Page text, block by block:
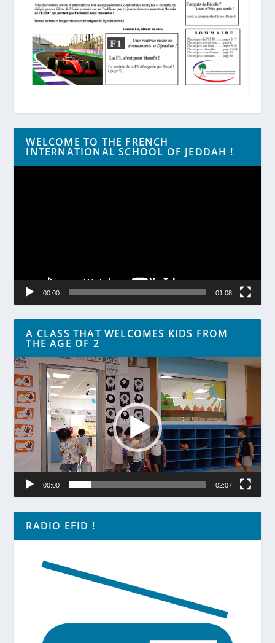
WELCOME TO THE FRENCH
INTERNATIONAL SCHOOL OF JEDDAH !
Lecteur
00:00 01:08
A CLASS THAT WELCOMES KIDS FROM
THE AGE OF 2
Lecteur
vidéo
00:00 02:07
RADIO EFID !